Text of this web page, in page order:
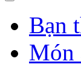
Bạn
Món